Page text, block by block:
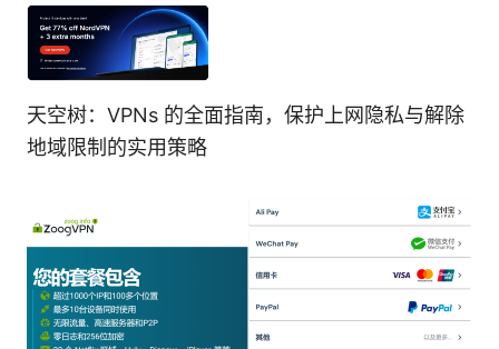
天空树：VPNs 的全面指南，保护上网隐私与解除
地域限制的实用策略